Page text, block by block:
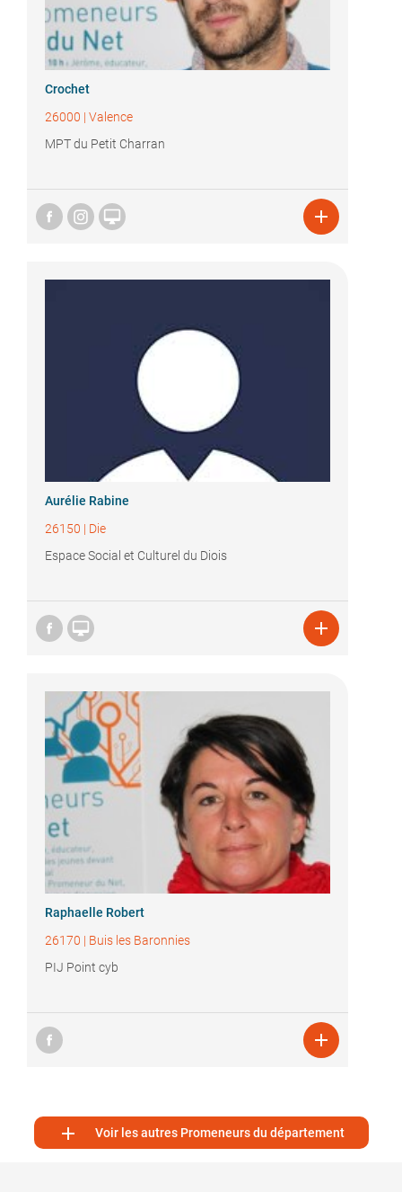
Crochet
26000 | Valence
MPT du Petit Charran
 
Aurélie Rabine
26150 | Die
Espace Social et Culturel du Diois
 
Raphaelle Robert
26170 | Buis les Baronnies
PIJ Point cyb

 Voir les autres Promeneurs du département